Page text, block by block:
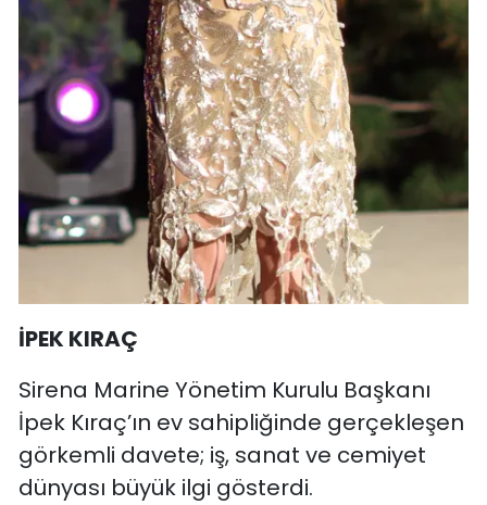
İPEK KIRAÇ
Sirena Marine Yönetim Kurulu Başkanı
İpek Kıraç’ın ev sahipliğinde gerçekleşen
görkemli davete; iş, sanat ve cemiyet
dünyası büyük ilgi gösterdi.